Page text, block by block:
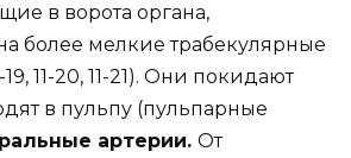
в ворота органа,
более мелкие трабекулярные
11-20, 11-21). Они покидают
в пульпу (пульпарные
артерии. От